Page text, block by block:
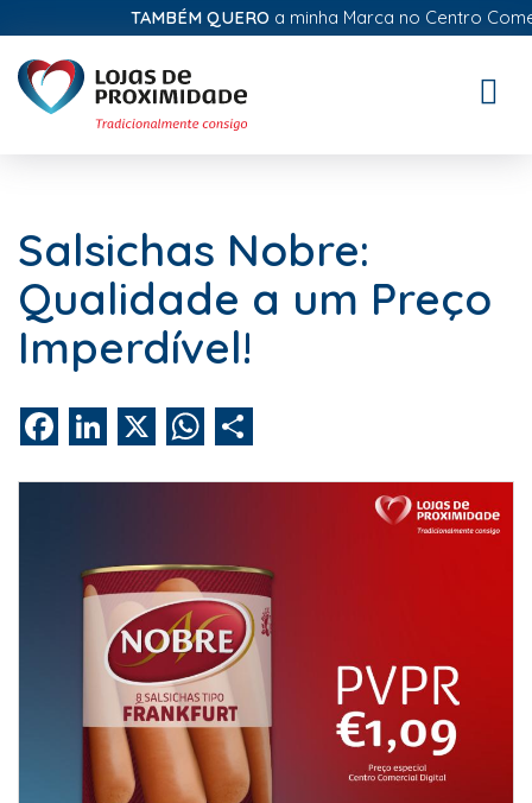
TAMBÉM QUEROa minha Marca no Centro
Salsichas Nobre:
Qualidade a um Preço
Imperdível!
FacebookLinkedIn WhatsApp